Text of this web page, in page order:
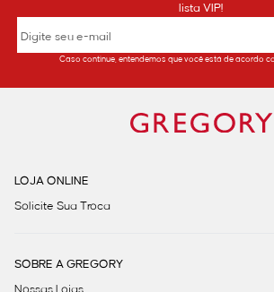
lista VIP!
Caso continue, entendemos que você está de acordo
LOJA ONLINE
Solicite Sua Troca
SOBRE A GREGORY